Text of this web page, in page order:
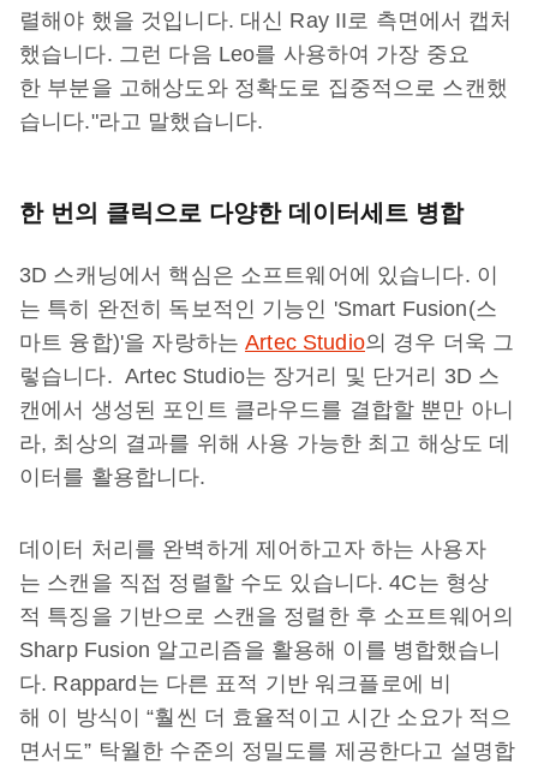
렬해야 했을 것입니다. 대신 Ray II로 측면에서 캡처
했습니다. 그런 다음 Leo를 사용하여 가장 중요
한 부분을 고해상도와 정확도로 집중적으로 스캔했
습니다."라고 말했습니다.
한 번의 클릭으로 다양한 데이터세트 병합
3D 스캐닝에서 핵심은 소프트웨어에 있습니다. 이
는 특히 완전히 독보적인 기능인 'Smart Fusion(스
마트 융합)'을 자랑하는Artec Studio의 경우 더욱 그
렇습니다. Artec Studio는 장거리 및 단거리 3D 스
캔에서 생성된 포인트 클라우드를 결합할 뿐만 아니
라, 최상의 결과를 위해 사용 가능한 최고 해상도 데
이터를 활용합니다.
데이터 처리를 완벽하게 제어하고자 하는 사용자
는 스캔을 직접 정렬할 수도 있습니다. 4C는 형상
적 특징을 기반으로 스캔을 정렬한 후 소프트웨어의
Sharp Fusion 알고리즘을 활용해 이를 병합했습니
다. Rappard는 다른 표적 기반 워크플로에 비
해 이 방식이 “훨씬 더 효율적이고 시간 소요가 적으
면서도” 탁월한 수준의 정밀도를 제공한다고 설명합